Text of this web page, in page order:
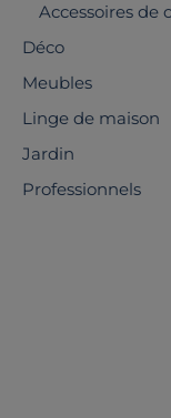
Accessoires de
Déco
Meubles
Linge de maison
Jardin
Professionnels